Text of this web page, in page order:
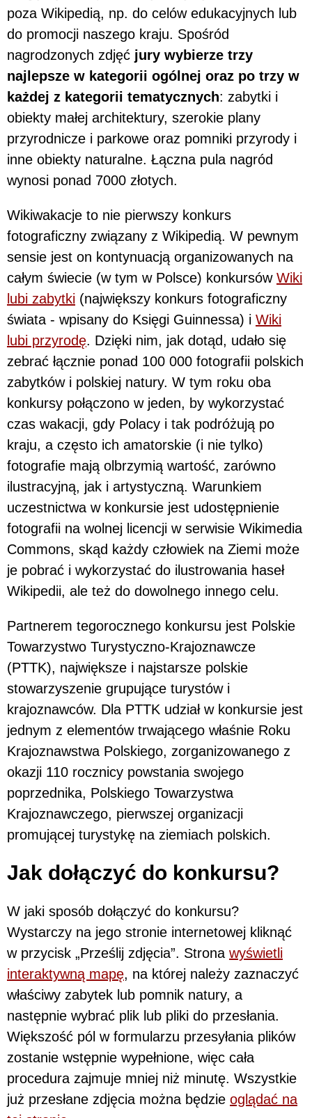
poza Wikipedią, np. do celów edukacyjnych lub
do promocji naszego kraju. Spośród
nagrodzonych zdjęć jury wybierze trzy
najlepsze w kategorii ogólnej oraz po trzy w
każdej z kategorii tematycznych: zabytki i
obiekty małej architektury, szerokie plany
przyrodnicze i parkowe oraz pomniki przyrody i
inne obiekty naturalne. Łączna pula nagród
wynosi ponad 7000 złotych.
Wikiwakacje to nie pierwszy konkurs
fotograficzny związany z Wikipedią. W pewnym
sensie jest on kontynuacją organizowanych na
całym świecie (w tym w Polsce) konkursów Wiki
lubi zabytki (największy konkurs fotograficzny
świata - wpisany do Księgi Guinnessa) i Wiki
lubi przyrodę. Dzięki nim, jak dotąd, udało się
zebrać łącznie ponad 100 000 fotografii polskich
zabytków i polskiej natury. W tym roku oba
konkursy połączono w jeden, by wykorzystać
czas wakacji, gdy Polacy i tak podróżują po
kraju, a często ich amatorskie (i nie tylko)
fotografie mają olbrzymią wartość, zarówno
ilustracyjną, jak i artystyczną. Warunkiem
uczestnictwa w konkursie jest udostępnienie
fotografii na wolnej licencji w serwisie Wikimedia
Commons, skąd każdy człowiek na Ziemi może
je pobrać i wykorzystać do ilustrowania haseł
Wikipedii, ale też do dowolnego innego celu.
Partnerem tegorocznego konkursu jest Polskie
Towarzystwo Turystyczno-Krajoznawcze
(PTTK), największe i najstarsze polskie
stowarzyszenie grupujące turystów i
krajoznawców. Dla PTTK udział w konkursie jest
jednym z elementów trwającego właśnie Roku
Krajoznawstwa Polskiego, zorganizowanego z
okazji 110 rocznicy powstania swojego
poprzednika, Polskiego Towarzystwa
Krajoznawczego, pierwszej organizacji
promującej turystykę na ziemiach polskich.
Jak dołączyć do konkursu?
W jaki sposób dołączyć do konkursu?
Wystarczy na jego stronie internetowej kliknąć
w przycisk „Prześlij zdjęcia”. Strona wyświetli
interaktywną mapę, na której należy zaznaczyć
właściwy zabytek lub pomnik natury, a
następnie wybrać plik lub pliki do przesłania.
Większość pól w formularzu przesyłania plików
zostanie wstępnie wypełnione, więc cała
procedura zajmuje mniej niż minutę. Wszystkie
już przesłane zdjęcia można będzie oglądać na